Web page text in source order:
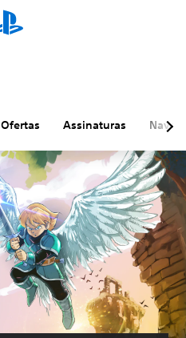
Ofertas Assinaturas